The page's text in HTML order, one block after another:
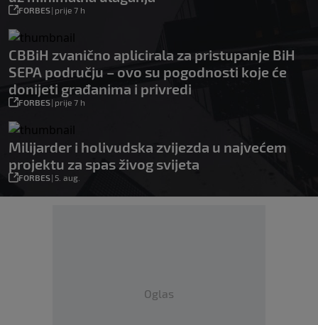
FORBES| prije 7 h
CBBiH zvanično aplicirala za pristupanje BiH
SEPA području – ovo su pogodnosti koje će
donijeti građanima i privredi
FORBES| prije 7 h
Milijarder i holivudska zvijezda u najvećem
projektu za spas živog svijeta
FORBES| 5. aug.
Oglas